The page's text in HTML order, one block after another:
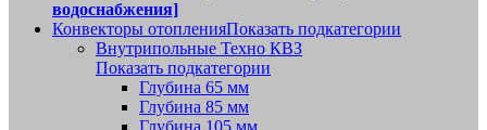
водоснабжения]
Конвекторы отопленияПоказать подкатегории
Внутрипольные Техно КВЗ
Показать подкатегории
Глубина 65 мм
Глубина 85 мм
Глубина 105 мм